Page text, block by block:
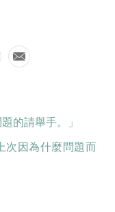
的請舉手。」
次因為什麼問題而